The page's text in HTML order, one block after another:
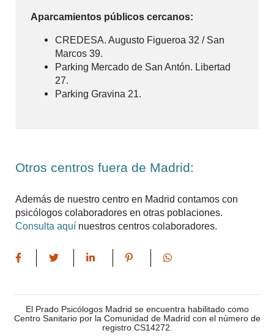
Aparcamientos públicos cercanos:
CREDESA. Augusto Figueroa 32 / San
Marcos 39.
Parking Mercado de San Antón. Libertad
27.
Parking Gravina 21.
Otros centros fuera de Madrid:
Además de nuestro centro en Madrid contamos con
psicólogos colaboradores en otras poblaciones.
Consulta aquínuestros centros colaboradores.
El Prado Psicólogos Madrid se encuentra habilitado como
Centro Sanitario por la Comunidad de Madrid con el número de
registro CS14272.